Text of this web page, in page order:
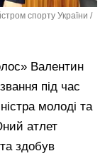
спорту України /
Валентин
під час
молоді та
атлет
здобув